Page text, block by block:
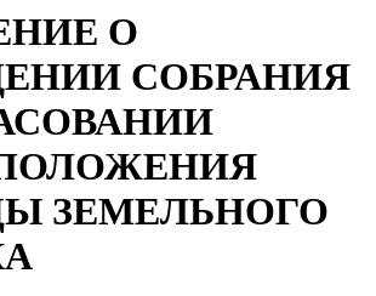
О
СОБРАНИЯ
ЗЕМЕЛЬНОГО